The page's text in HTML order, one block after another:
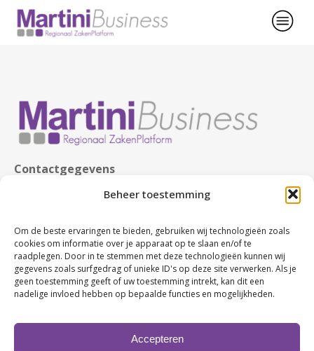
Beheer toestemming
Om de beste ervaringen te bieden, gebruiken wij technologieën zoals
cookies om informatie over je apparaat op te slaan en/of te
raadplegen. Door in te stemmen met deze technologieën kunnen wij
gegevens zoals surfgedrag of unieke ID's op deze site verwerken. Als je
geen toestemming geeft of uw toestemming intrekt, kan dit een
nadelige invloed hebben op bepaalde functies en mogelijkheden.
Accepteren
Contactgegevens